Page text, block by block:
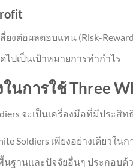
งต่อผลตอบแทน (Risk-
ปเป็นเป้าหมายการทำกำไร
นการใช้ Three
จะเป็นเครื่องมือที่มีประ
Soldiers เพียงอย่างเดียวใน
ฐานและปัจจัยอื่นๆ ประกอบด้